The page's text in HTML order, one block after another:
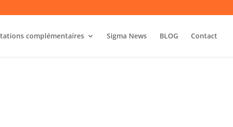
complémentaires Sigma News BLOG Contact